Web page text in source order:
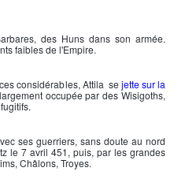
des Hunsdans son armée.
faibles de l'Empire.
considérables, Attila se jette sur la
occupée par desWisigoths,
ses guerriers, sans doute au nord
le 7 avril 451, puis, par les grandes
Châlons, Troyes.